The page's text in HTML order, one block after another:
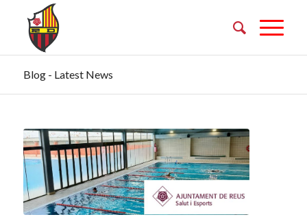
Blog - Latest News